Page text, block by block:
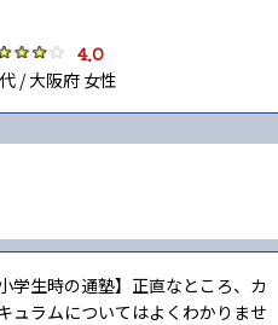
4.0
/ 大阪府 女性
小学生時の通塾】正直なところ、カ
ュラムについてはよくわかりませ